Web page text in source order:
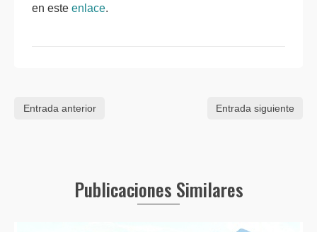
en este enlace.
Entrada anterior Entrada siguiente
Publicaciones Similares